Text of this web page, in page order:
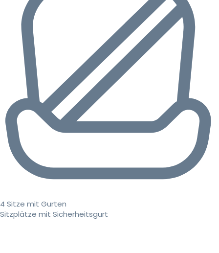
4 Sitze mit Gurten
Sitzplätze mit Sicherheitsgurt